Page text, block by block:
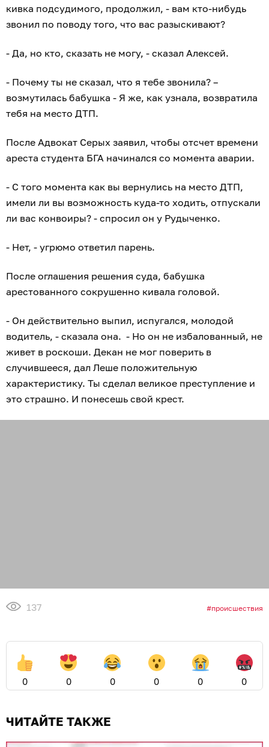
кивка подсудимого, продолжил, - вам кто-нибудь
звонил по поводу того, что вас разыскивают?
- Да, но кто, сказать не могу, - сказал Алексей.
- Почему ты не сказал, что я тебе звонила? –
возмутилась бабушка - Я же, как узнала, возвратила
тебя на место ДТП.
После Адвокат Серых заявил, чтобы отсчет времени
ареста студента БГА начинался со момента аварии.
- С того момента как вы вернулись на место ДТП,
имели ли вы возможность куда-то ходить, отпускали
ли вас конвоиры? - спросил он у Рудыченко.
- Нет, - угрюмо ответил парень.
После оглашения решения суда, бабушка
арестованного сокрушенно кивала головой.
- Он действительно выпил, испугался, молодой
водитель, - сказала она. - Но он не избалованный, не
живет в роскоши. Декан не мог поверить в
случившееся, дал Леше положительную
характеристику. Ты сделал великое преступление и
это страшно. И понесешь свой крест.
137 происшествия
0 0 0 0 0 0
ЧИТАЙТЕ ТАКЖЕ